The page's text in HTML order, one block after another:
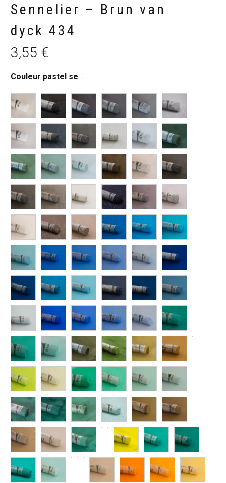
Sennelier – Brun van
dyck 434
3,55 €
Couleur pastel sec